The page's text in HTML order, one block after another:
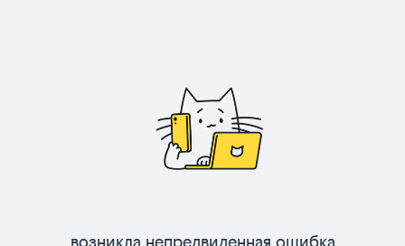
Возникла непредвиденная ошибка